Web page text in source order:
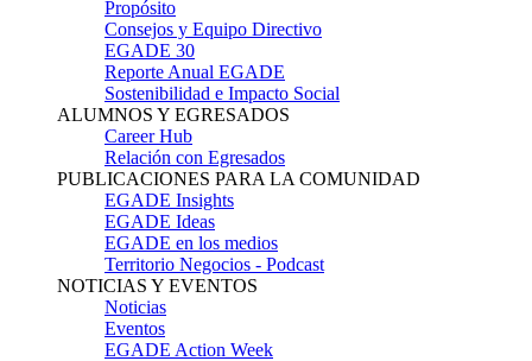
Propósito
Consejos y Equipo Directivo
EGADE 30
Reporte Anual EGADE
Sostenibilidad e Impacto Social
ALUMNOS Y EGRESADOS
Career Hub
Relación con Egresados
PUBLICACIONES PARA LA COMUNIDAD
EGADE Insights
EGADE Ideas
EGADE en los medios
Territorio Negocios - Podcast
NOTICIAS Y EVENTOS
Noticias
Eventos
EGADE Action Week